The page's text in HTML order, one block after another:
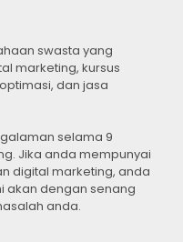
swasta yang
marketing, kursus
dan jasa
selama 9
Jika anda mempunyai
digital marketing, anda
akan dengan senang
anda.